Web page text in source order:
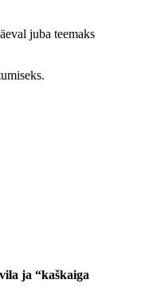
juba teemaks
ja “kaškaiga